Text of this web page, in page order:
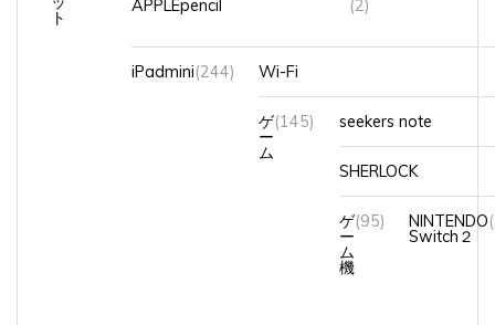
ト
iPadmini(244) Wi-Fi
ゲ
ー
ム
(145) seekers note
SHERLOCK
ゲ
ー
ム
機
(95) NINTENDO
Switch２